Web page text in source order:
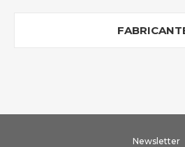
Newsletter